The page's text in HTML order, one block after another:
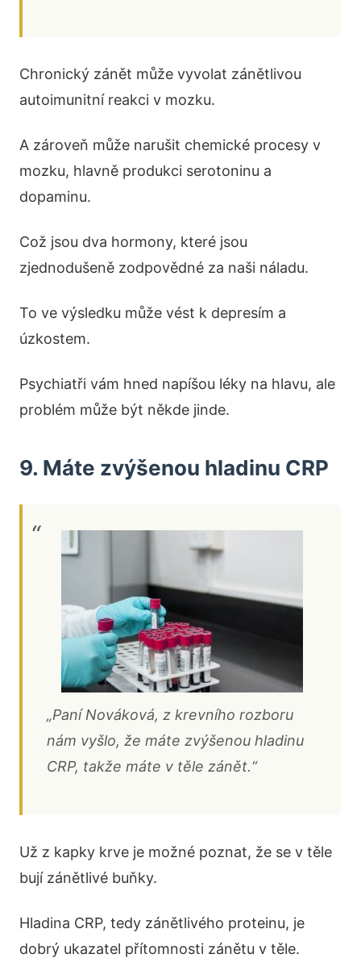
Chronický zánět může vyvolat zánětlivou
autoimunitní reakci v mozku.
A zároveň může narušit chemické procesy v
mozku, hlavně produkci serotoninu a
dopaminu.
Což jsou dva hormony, které jsou
zjednodušeně zodpovědné za naši náladu.
To ve výsledku může vést k depresím a
úzkostem.
Psychiatři vám hned napíšou léky na hlavu, ale
problém může být někde jinde.
9. Máte zvýšenou hladinu CRP
„Paní Nováková, z krevního rozboru
nám vyšlo, že máte zvýšenou hladinu
CRP, takže máte v těle zánět.“
Už z kapky krve je možné poznat, že se v těle
bují zánětlivé buňky.
Hladina CRP, tedy zánětlivého proteinu, je
dobrý ukazatel přítomnosti zánětu v těle.